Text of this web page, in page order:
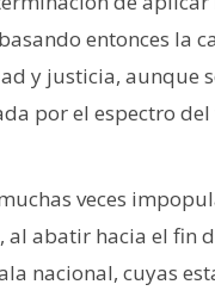
entonces la
y justicia, aunque
por el espectro
veces
abatir hacia el fin
nacional, cuyas